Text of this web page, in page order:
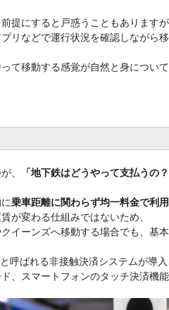
提にすると戸惑うこともあります
リなどで運行状況を確認しながら
て移動する感覚が自然と身につい
、 「地下鉄はどうやって支払うの
乗車距離に関わらず均一料金で利用
が変わる仕組みではないため、
イーンズへ移動する場合でも、基
と呼ばれる非接触決済システムが導
、スマートフォンのタッチ決済機